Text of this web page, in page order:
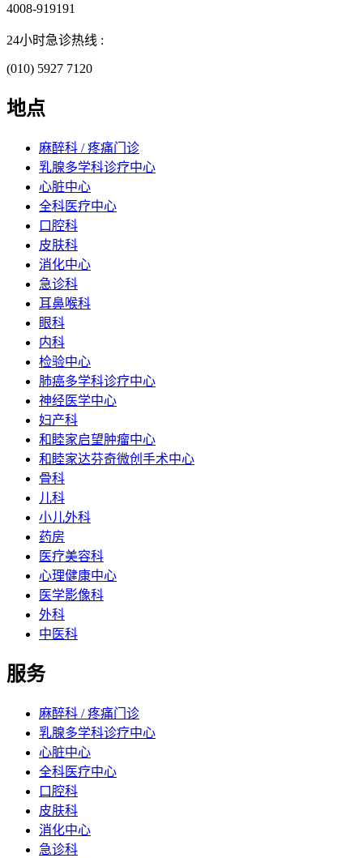
4008-919191
24小时急诊热线 :
(010) 5927 7120
地点
麻醉科 / 疼痛门诊
乳腺多学科诊疗中心
心脏中心
全科医疗中心
口腔科
皮肤科
消化中心
急诊科
耳鼻喉科
眼科
内科
检验中心
肺癌多学科诊疗中心
神经医学中心
妇产科
和睦家启望肿瘤中心
和睦家达芬奇微创手术中心
骨科
儿科
小儿外科
药房
医疗美容科
心理健康中心
医学影像科
外科
中医科
服务
麻醉科 / 疼痛门诊
乳腺多学科诊疗中心
心脏中心
全科医疗中心
口腔科
皮肤科
消化中心
急诊科